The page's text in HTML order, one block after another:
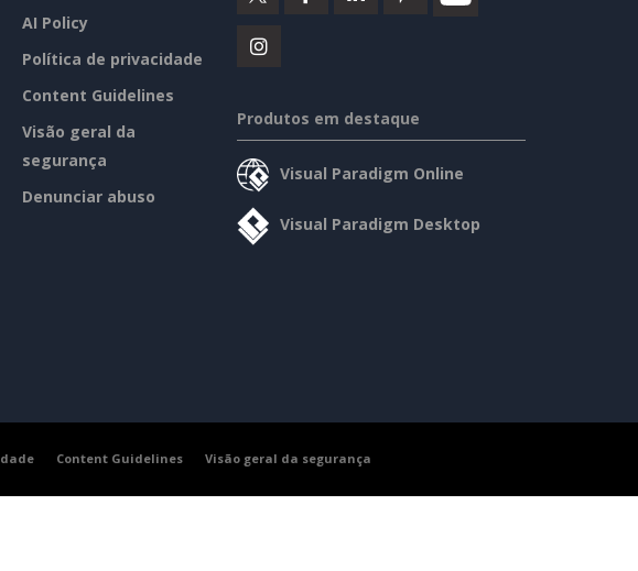
AI Policy
Política de privacidade
Content Guidelines
Visão geral da
segurança
Denunciar abuso
Produtos em destaque
Visual Paradigm Online
Visual Paradigm Desktop
Content Guidelines Visão geral da segurança